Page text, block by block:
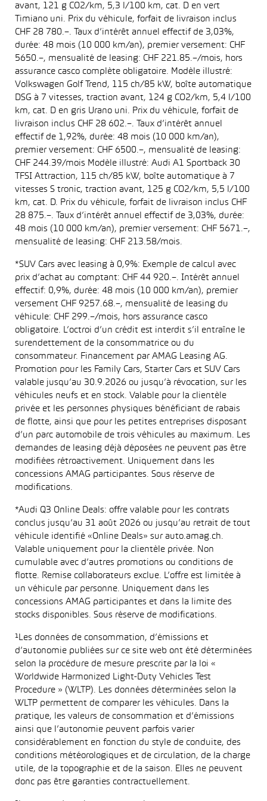
avant, 121 g CO2/km, 5,3 l/100 km, cat. D en vert
Timiano uni. Prix du véhicule, forfait de livraison inclus
CHF 28 780.–. Taux d’intérêt annuel effectif de 3,03%,
durée: 48 mois (10 000 km/an), premier versement: CHF
5650.–, mensualité de leasing: CHF 221.85.–/mois, hors
assurance casco complète obligatoire. Modèle illustré:
Volkswagen Golf Trend, 115 ch/85 kW, boîte automatique
DSG à 7 vitesses, traction avant, 124 g CO2/km, 5,4 l/100
km, cat. D en gris Urano uni. Prix du véhicule, forfait de
livraison inclus CHF 28 602.–. Taux d’intérêt annuel
effectif de 1,92%, durée: 48 mois (10 000 km/an),
premier versement: CHF 6500.–, mensualité de leasing:
CHF 244.39/mois Modèle illustré: Audi A1 Sportback 30
TFSI Attraction, 115 ch/85 kW, boîte automatique à 7
vitesses S tronic, traction avant, 125 g CO2/km, 5,5 l/100
km, cat. D. Prix du véhicule, forfait de livraison inclus CHF
28 875.–. Taux d’intérêt annuel effectif de 3,03%, durée:
48 mois (10 000 km/an), premier versement: CHF 5671.–,
mensualité de leasing: CHF 213.58/mois.
*SUV Cars avec leasing à 0,9%: Exemple de calcul avec
prix d’achat au comptant: CHF 44 920.–. Intérêt annuel
effectif: 0,9%, durée: 48 mois (10 000 km/an), premier
versement CHF 9257.68.–, mensualité de leasing du
véhicule: CHF 299.–/mois, hors assurance casco
obligatoire. L’octroi d’un crédit est interdit s’il entraîne le
surendettement de la consommatrice ou du
consommateur. Financement par AMAG Leasing AG.
Promotion pour les Family Cars, Starter Cars et SUV Cars
valable jusqu’au 30.9.2026 ou jusqu’à révocation, sur les
véhicules neufs et en stock. Valable pour la clientèle
privée et les personnes physiques bénéficiant de rabais
de flotte, ainsi que pour les petites entreprises disposant
d’un parc automobile de trois véhicules au maximum. Les
demandes de leasing déjà déposées ne peuvent pas être
modifiées rétroactivement. Uniquement dans les
concessions AMAG participantes. Sous réserve de
modifications.
*Audi Q3 Online Deals: offre valable pour les contrats
conclus jusqu’au 31 août 2026 ou jusqu’au retrait de tout
véhicule identifié «Online Deals» sur auto.amag.ch.
Valable uniquement pour la clientèle privée. Non
cumulable avec d’autres promotions ou conditions de
flotte. Remise collaborateurs exclue. L’offre est limitée à
un véhicule par personne. Uniquement dans les
concessions AMAG participantes et dans la limite des
stocks disponibles. Sous réserve de modifications.
¹Les données de consommation, d’émissions et
d’autonomie publiées sur ce site web ont été déterminées
selon la procédure de mesure prescrite par la loi «
Worldwide Harmonized Light-Duty Vehicles Test
Procedure » (WLTP). Les données déterminées selon la
WLTP permettent de comparer les véhicules. Dans la
pratique, les valeurs de consommation et d’émissions
ainsi que l’autonomie peuvent parfois varier
considérablement en fonction du style de conduite, des
conditions météorologiques et de circulation, de la charge
utile, de la topographie et de la saison. Elles ne peuvent
donc pas être garanties contractuellement.